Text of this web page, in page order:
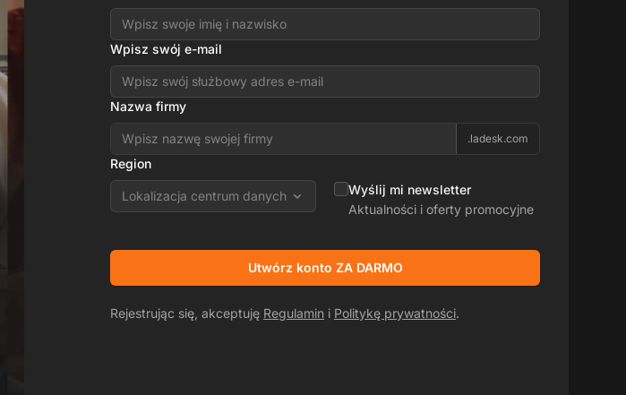
Wpisz swój e-mail
Nazwa firmy
.ladesk.com
Region
Lokalizacja centrum danych
Wyślij mi newsletter
Aktualności i oferty promocyjne
Utwórz konto ZA DARMO
Rejestrując się, akceptuję Regulamin i Politykę prywatności.